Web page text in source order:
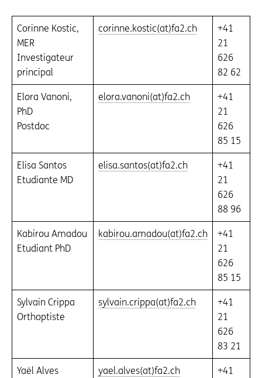
Corinne Kostic,
MER
Investigateur
principal
corinne.kostic(at)fa2.ch
+41
21
626
82 62
Elora Vanoni,
PhD
Postdoc
elora.vanoni(at)fa2.ch
+41
21
626
85 15
Elisa Santos
Etudiante MD
elisa.santos(at)fa2.ch
+41
21
626
88 96
Kabirou Amadou
Etudiant PhD
kabirou.amadou(at)fa2.ch
+41
21
626
85 15
Sylvain Crippa
Orthoptiste
sylvain.crippa(at)fa2.ch
+41
21
626
83 21
Yaël Alves
yael.alves(at)fa2.ch
+41